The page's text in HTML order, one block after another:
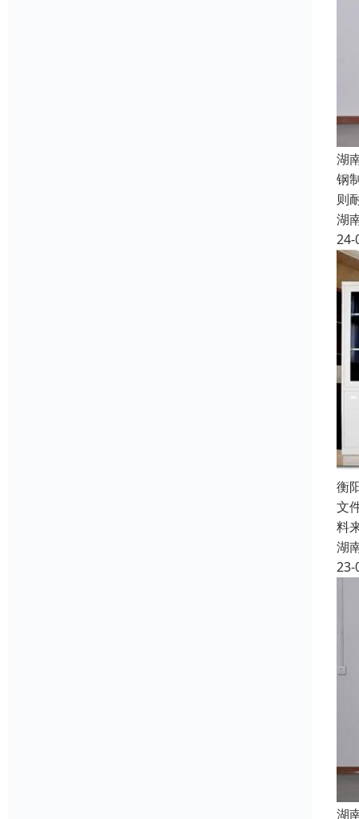
湖
钢
则
湖
24-
衡
文
料
湖
23-
湖